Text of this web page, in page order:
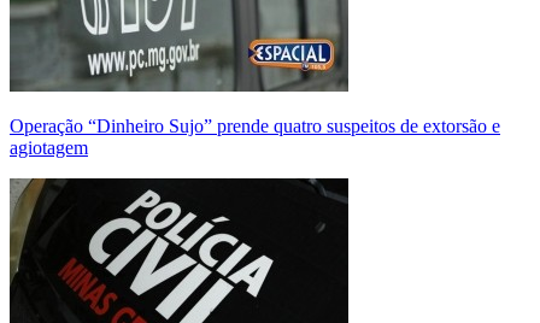
Operação “Dinheiro Sujo” prende quatro suspeitos de extorsão e
agiotagem